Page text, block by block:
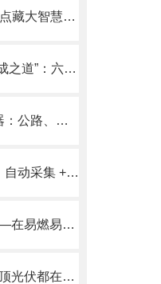
景区气象站 FT-FZ4：小站点藏大智慧，负氧离子 + 多气象监测让旅行更从容。
一体化六要素气象站的“集成之道”：六合一、一体化、免维护。
隧道超声波风速风向检测器：公路、地铁、管廊隧道都离不开风速风向检测
智能水雨情自动监测系统｜自动采集 + 智能预警，防汛减灾更省心
推送: 防爆气象站设备厂家—在易燃易爆环境中能够安全可靠地运行
分布式光伏/集中式电站/屋顶光伏都在用：风途科技太阳能发电环境监测站